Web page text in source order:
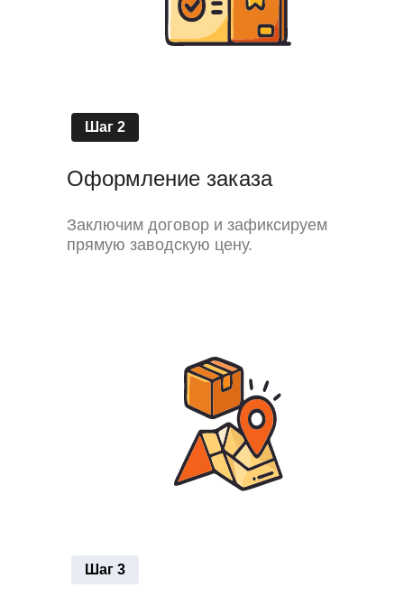
Шаг 3
Шаг 2
Заключим договор и зафиксируем
прямую заводскую цену.
Оформление заказа